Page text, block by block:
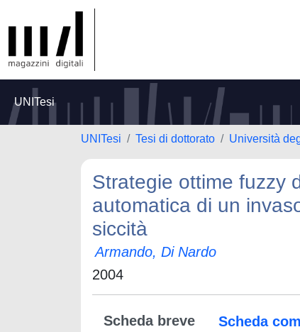
UNITesi
UNITesi Tesi di dottorato Università
Strategie ottime fuzzy
automatica di un
siccità
Armando, Di Nardo
2004
Scheda breve Scheda